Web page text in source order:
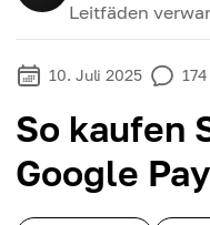
Leitfäden
10. Juli 2025 174
So kaufen
Google